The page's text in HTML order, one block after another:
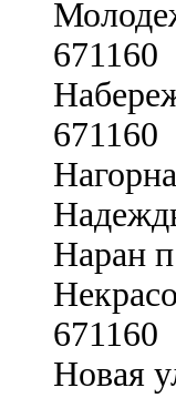
671160
671160
Наран
671160
Новая